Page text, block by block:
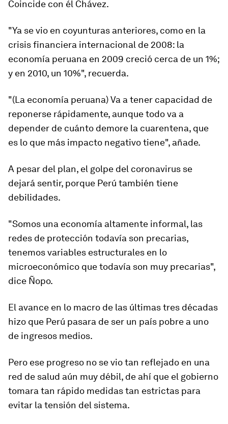
Coincide con él Chávez.
"Ya se vio en coyunturas anteriores, como en la
crisis financiera internacional de 2008: la
economía peruana en 2009 creció cerca de un 1%;
y en 2010, un 10%", recuerda.
"(La economía peruana) Va a tener capacidad de
reponerse rápidamente, aunquetodo va a
depender de cuánto demore la cuarentena, que
es lo que más impacto negativo tiene", añade.
A pesar del plan, el golpe del coronavirus se
dejará sentir, porque Perú también tiene
debilidades.
"Somos una economía altamente informal, las
redes de protección todavía son precarias,
tenemos variables estructurales en lo
microeconómico que todavía son muy precarias",
dice Ñopo.
El avance en lo macro de las últimas tres décadas
hizo que Perú pasara de ser un país pobre a uno
de ingresos medios.
Pero ese progreso no se vio tan reflejado en una
red de salud aún muy débil, de ahí que el gobierno
tomara tan rápido medidas tan estrictas para
evitar la tensión del sistema.